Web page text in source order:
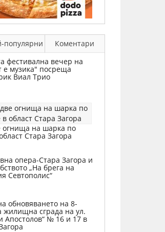
популярни
Коментари
фестивална вечер на
е музика" посреща
Виал Трио
огнища на шарка по
Стара Загора
опера-Стара Загора и
„На брега на
Севтополис“
обновяването на 8-
жилищна сграда на ул.
Апостолов“ № 16 и 17 в